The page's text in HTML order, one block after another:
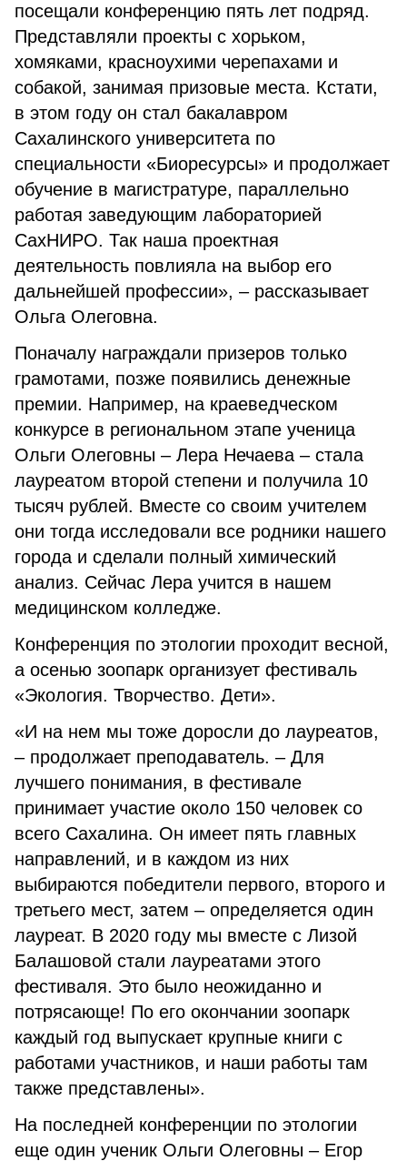
посещали конференцию пять лет подряд.
Представляли проекты с хорьком,
хомяками, красноухими черепахами и
собакой, занимая призовые места. Кстати,
в этом году он стал бакалавром
Сахалинского университета по
специальности «Биоресурсы» и продолжает
обучение в магистратуре, параллельно
работая заведующим лабораторией
СахНИРО. Так наша проектная
деятельность повлияла на выбор его
дальнейшей профессии», – рассказывает
Ольга Олеговна.
Поначалу награждали призеров только
грамотами, позже появились денежные
премии. Например, на краеведческом
конкурсе в региональном этапе ученица
Ольги Олеговны – Лера Нечаева – стала
лауреатом второй степени и получила 10
тысяч рублей. Вместе со своим учителем
они тогда исследовали все родники нашего
города и сделали полный химический
анализ. Сейчас Лера учится в нашем
медицинском колледже.
Конференция по этологии проходит весной,
а осенью зоопарк организует фестиваль
«Экология. Творчество. Дети».
«И на нем мы тоже доросли до лауреатов,
– продолжает преподаватель. – Для
лучшего понимания, в фестивале
принимает участие около 150 человек со
всего Сахалина. Он имеет пять главных
направлений, и в каждом из них
выбираются победители первого, второго и
третьего мест, затем – определяется один
лауреат. В 2020 году мы вместе с Лизой
Балашовой стали лауреатами этого
фестиваля. Это было неожиданно и
потрясающе! По его окончании зоопарк
каждый год выпускает крупные книги с
работами участников, и наши работы там
также представлены».
На последней конференции по этологии
еще один ученик Ольги Олеговны – Егор